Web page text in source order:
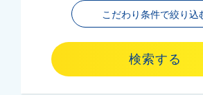
こだわり条件で絞り込
検索する